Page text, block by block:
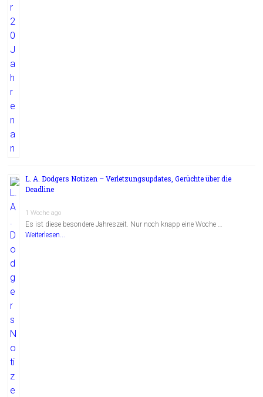
L. A. Dodgers Notizen – Verletzungsupdates, Gerüchte über die
Deadline
1 Woche ago
Es ist diese besondere Jahreszeit. Nur noch knapp eine Woche …
Weiterlesen...